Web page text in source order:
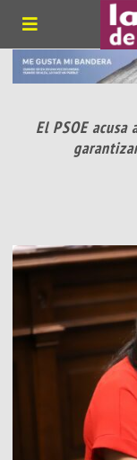
El PSOE